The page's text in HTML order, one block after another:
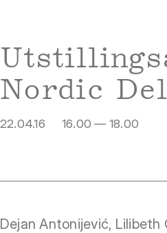
Nordic
22.04.16 16.00 — 18.00
Dejan Antonijević, Lilibeth